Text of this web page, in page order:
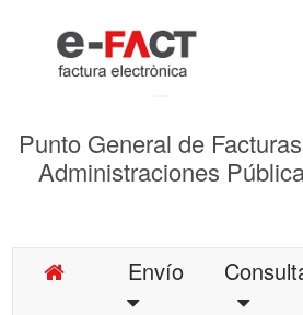
Punto General de
Administraciones
Envío